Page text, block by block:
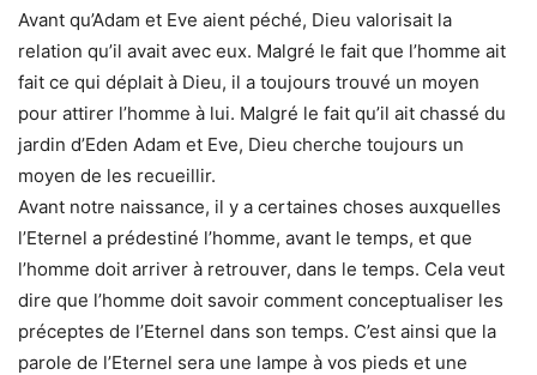
Avant qu’Adam et Eve aient péché, Dieu valorisait la
relation qu’il avait avec eux. Malgré le fait que l’homme ait
fait ce qui déplait à Dieu, il a toujours trouvé un moyen
pour attirer l’homme à lui. Malgré le fait qu’il ait chassé du
jardin d’Eden Adam et Eve, Dieu cherche toujours un
moyen de les recueillir.
Avant notre naissance, il y a certaines choses auxquelles
l’Eternel a prédestiné l’homme, avant le temps, et que
l’homme doit arriver à retrouver, dans le temps. Cela veut
dire que l’homme doit savoir comment conceptualiser les
préceptes de l’Eternel dans son temps. C’est ainsi que la
parole de l’Eternel sera une lampe à vos pieds et une